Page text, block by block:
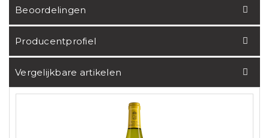
Beoordelingen
Producentprofiel
Vergelijkbare artikelen